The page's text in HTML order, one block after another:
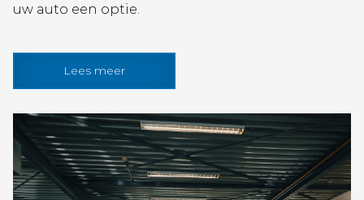
uw auto een optie.
Lees meer